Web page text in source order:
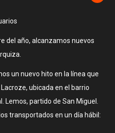
del año, alcanzamos nuevos
un nuevo hito en la línea que
ubicada en el barrio
Lemos, partido de San Miguel.
transportados en un día hábil: